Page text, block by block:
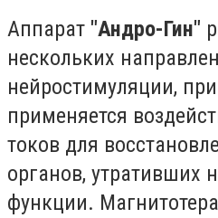
Аппарат "Андро-Гин"
нескольких
нейростимуляции,
применяется
токов для
органов, утративших
функции.